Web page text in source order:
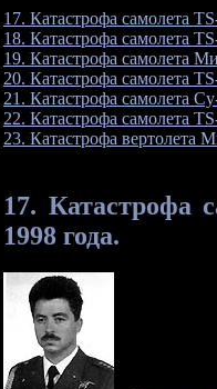
17. Катастрофа самолета
18. Катастрофа самолета
19. Катастрофа самолета
20. Катастрофа самолета
21. Катастрофа самолета
22. Катастрофа самолета
23. Катастрофа вертолета
17. Катастрофа
1998 года.